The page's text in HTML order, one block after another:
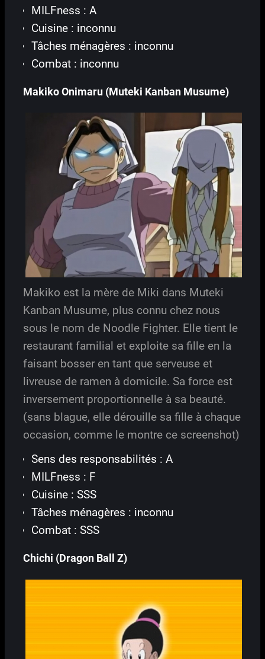
MILFness : A
Cuisine : inconnu
Tâches ménagères : inconnu
Combat : inconnu
Makiko Onimaru (Muteki Kanban Musume)
Makiko est la mère de Miki dans Muteki
Kanban Musume, plus connu chez nous
sous le nom de Noodle Fighter. Elle tient le
restaurant familial et exploite sa fille en la
faisant bosser en tant que serveuse et
livreuse de ramen à domicile. Sa force est
inversement proportionnelle à sa beauté.
(sans blague, elle dérouille sa fille à chaque
occasion, comme le montre ce screenshot)
Sens des responsabilités : A
MILFness : F
Cuisine : SSS
Tâches ménagères : inconnu
Combat : SSS
Chichi (Dragon Ball Z)